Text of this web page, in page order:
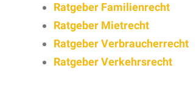
Ratgeber Familienrecht
Ratgeber Mietrecht
Ratgeber Verbraucherrecht
Ratgeber Verkehrsrecht